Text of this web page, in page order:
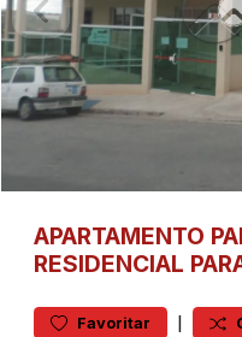
APARTAMENTO
RESIDENCIAL
Favoritar |